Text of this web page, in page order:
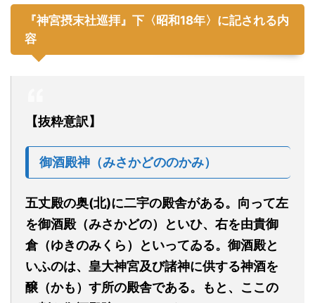
『神宮摂末社巡拝』下 〈昭和18年〉に記される内
容
【抜粋意訳】
御酒殿神（みさかどののかみ）
五丈殿の奥(北)に二宇の殿舎がある。向って左
を御酒殿（みさかどの） といひ、右を由貴御
倉（ゆきのみくら）
といってゐる。御酒殿と
いふのは、皇大神宮及び諸神に供する神酒を
醸（かも）す所の殿舎である。もと、こ この